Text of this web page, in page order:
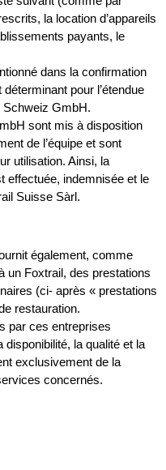
la location d’appareils
payants, le
dans la confirmation
pour l’étendue
Schweiz GmbH.
sont mis à disposition
de l’équipe et sont
utilisation. Ainsi, la
effectuée, indemnisée et le
Suisse Sàrl.
également, comme
un Foxtrail, des prestations
(ci- après « prestations
restauration.
par ces entreprises
la qualité et la
exclusivement de la
concernés.